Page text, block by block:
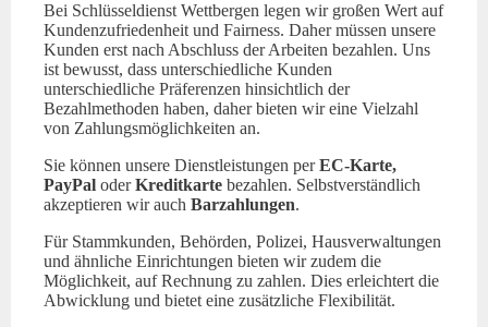
Bei Schlüsseldienst Wettbergen legen wir großen Wert auf
Kundenzufriedenheit und Fairness. Daher müssen unsere
Kunden erst nach Abschluss der Arbeiten bezahlen. Uns
ist bewusst, dass unterschiedliche Kunden
unterschiedliche Präferenzen hinsichtlich der
Bezahlmethoden haben, daher bieten wir eine Vielzahl
von Zahlungsmöglichkeiten an.
Sie können unsere Dienstleistungen perEC-Karte,
PayPal oderKreditkarte bezahlen. Selbstverständlich
akzeptieren wir auch Barzahlungen.
Für Stammkunden, Behörden, Polizei, Hausverwaltungen
und ähnliche Einrichtungen bieten wir zudem die
Möglichkeit, auf Rechnung zu zahlen. Dies erleichtert die
Abwicklung und bietet eine zusätzliche Flexibilität.